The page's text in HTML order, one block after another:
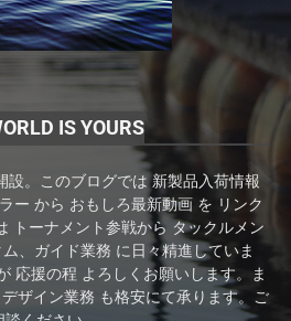
IS YOURS
。このブログでは 新製品入荷情報
ー から おもしろ最新動画 を リンク
トーナメント参戦から タックルメン
、ガイド業務 に日々精進していま
応援の程 よろしくお願いします。ま
ザイン業務 も格安にて承ります。ご